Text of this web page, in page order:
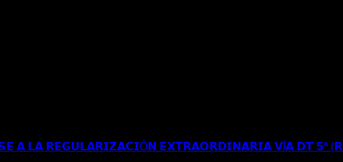
𝗔 𝗟𝗔 𝗥𝗘𝗚𝗨𝗟𝗔𝗥𝗜𝗭𝗔𝗖𝗜Ó𝗡 𝗘𝗫𝗧𝗥𝗔𝗢𝗥𝗗𝗜𝗡𝗔𝗥𝗜𝗔 𝗩Í𝗔 𝗗𝗧 𝟱ª